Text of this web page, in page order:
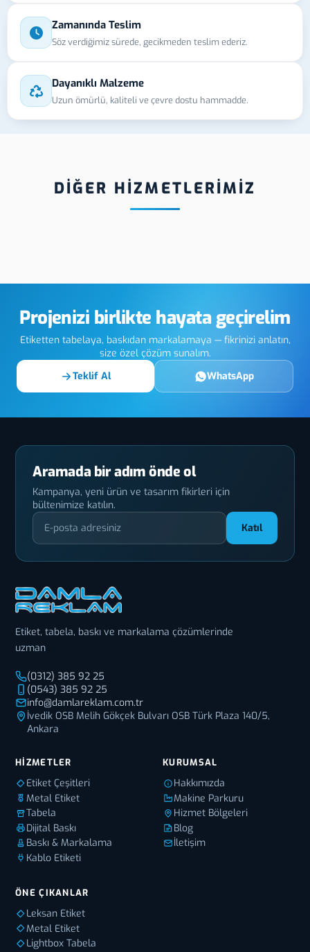
Zamanında Teslim
Söz verdiğimiz sürede, gecikmeden teslim ederiz.
Dayanıklı Malzeme
Uzun ömürlü, kaliteli ve çevre dostu hammadde.
DİĞER HİZMETLERİMİZ
Üretimi
Projenizi birlikte hayata geçirelim
Etiketten tabelaya, baskıdan markalamaya — fikrinizi anlatın,
size özel çözüm sunalım.
Teklif Al
WhatsApp
Aramada bir adım önde ol
Kampanya, yeni ürün ve tasarım fikirleri için
bültenimize katılın.
Katıl
Etiket, tabela, baskı ve markalama çözümlerinde
uzman
(0312) 385 92 25
(0543) 385 92 25
info@damlareklam.com.tr
İvedik OSB Melih Gökçek Bulvarı OSB Türk Plaza 140/5,
Ankara
HIZMETLER
Etiket Çeşitleri
Metal Etiket
Tabela
Dijital Baskı
Baskı & Markalama
Kablo Etiketi
KURUMSAL
Hakkımızda
Makine Parkuru
Hizmet Bölgeleri
Blog
İletişim
ÖNE ÇIKANLAR
Leksan Etiket
Metal Etiket
Lightbox Tabela